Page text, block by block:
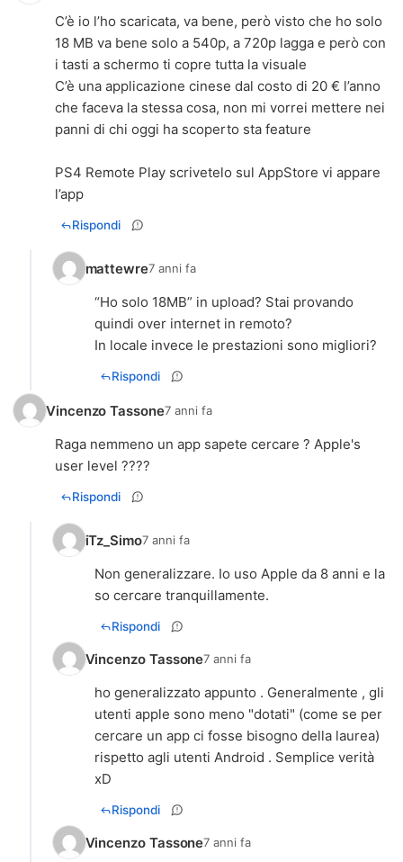
C’è io l’ho scaricata, va bene, però visto che ho solo
18 MB va bene solo a 540p, a 720p lagga e però con
i tasti a schermo ti copre tutta la visuale
C’è una applicazione cinese dal costo di 20 € l’anno
che faceva la stessa cosa, non mi vorrei mettere nei
panni di chi oggi ha scoperto sta feature
PS4 Remote Play scrivetelo sul AppStore vi appare
l’app
Rispondi
mattewre7 anni fa
“Ho solo 18MB” in upload? Stai provando
quindi over internet in remoto?
In locale invece le prestazioni sono migliori?
Rispondi
Vincenzo Tassone7 anni fa
Raga nemmeno un app sapete cercare ? Apple's
user level ????
Rispondi
iTz_Simo7 anni fa
Non generalizzare. Io uso Apple da 8 anni e la
so cercare tranquillamente.
Rispondi
Vincenzo Tassone7 anni fa
ho generalizzato appunto . Generalmente , gli
utenti apple sono meno "dotati" (come se per
cercare un app ci fosse bisogno della laurea)
rispetto agli utenti Android . Semplice verità
xD
Rispondi
Vincenzo Tassone7 anni fa